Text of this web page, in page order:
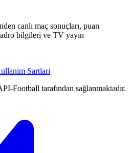
canlı maç sonuçları, puan
bilgileri ve TV yayın
Sartlari
Football tarafından sağlanmaktadır.